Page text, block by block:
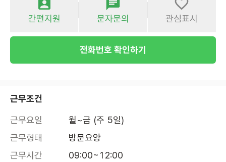
간편지원 문자문의 관심표시
전화번호 확인하기
근무조건
근무요일
월~금 (주 5일)
근무형태
방문요양
근무시간
09:00~12:00